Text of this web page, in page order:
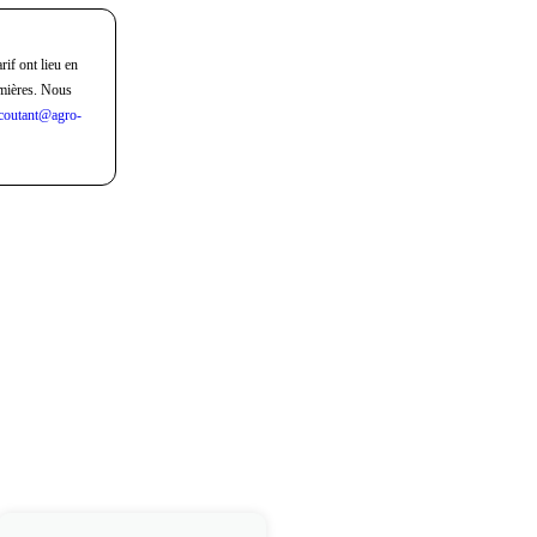
ont lieu en
Nous